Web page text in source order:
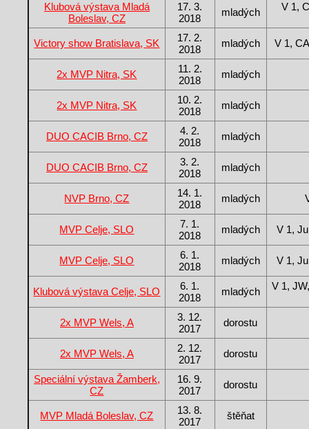
Klubová výstava Mladá
Boleslav, CZ
17. 3.
2018
mladých V 1,
Victory show Bratislava, SK
17. 2.
2018
mladých V 1,
2x MVP Nitra, SK
11. 2.
2018
mladých
2x MVP Nitra, SK
10. 2.
2018
mladých
DUO CACIB Brno, CZ
4. 2.
2018
mladých
DUO CACIB Brno, CZ
3. 2.
2018
mladých
NVP Brno, CZ
14. 1.
2018
mladých
MVP Celje, SLO
7. 1.
2018
mladých V 1,
MVP Celje, SLO
6. 1.
2018
mladých V 1,
Klubová výstava Celje, SLO
6. 1.
2018
mladých V 1,
2x MVP Wels, A
3. 12.
2017
dorostu
2x MVP Wels, A
2. 12.
2017
dorostu
Speciální výstava Žamberk,
CZ
16. 9.
2017
dorostu
MVP Mladá Boleslav, CZ
13. 8.
2017
štěňat